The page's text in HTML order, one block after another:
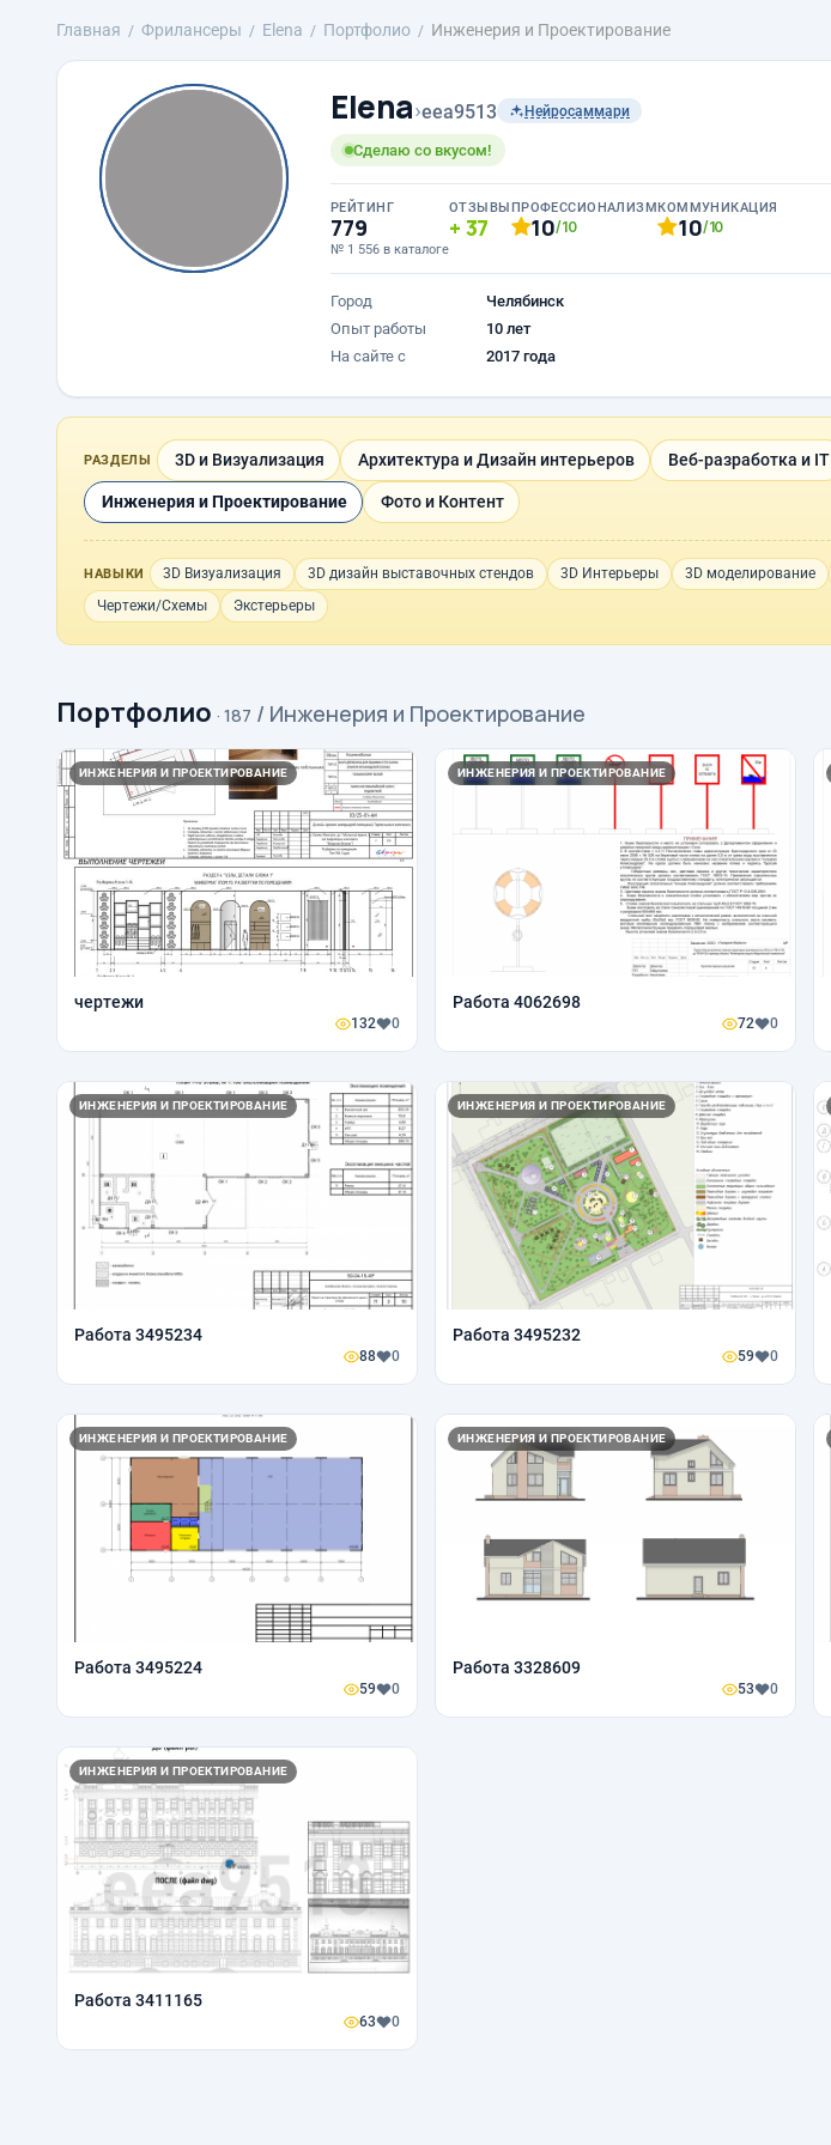
Главная Фрилансеры Elena Портфолио Инженерия и Проектирование
Elena›eea9513 Нейросаммари
Сделаю со вкусом!
РЕЙТИНГ
779
№ 1 556 в каталоге
ОТЗЫВЫ
37
ПРОФЕССИОНАЛИЗМ
10/10
КОММУНИКАЦИЯ
10/10
Город
Челябинск
Опыт работы
10 лет
На сайте с
2017 года
РАЗДЕЛЫ 3D и Визуализация Архитектура и Дизайн интерьеров Веб-разработка и IT
Инженерия и Проектирование Фото и Контент
НАВЫКИ 3D Визуализация 3D дизайн выставочных стендов 3D Интерьеры 3D моделирование
Чертежи/Схемы
Экстерьеры
Портфолио · 187 / Инженерия и Проектирование
ИНЖЕНЕРИЯ И ПРОЕКТИРОВАНИЕ
чертежи
132 0
ИНЖЕНЕРИЯ И ПРОЕКТИРОВАНИЕ
Работа 4062698
72 0
ИНЖЕНЕРИЯ И ПРОЕКТИРОВАНИЕ
Работа 3495234
88 0
ИНЖЕНЕРИЯ И ПРОЕКТИРОВАНИЕ
Работа 3495232
59 0
ИНЖЕНЕРИЯ И ПРОЕКТИРОВАНИЕ
Работа 3495224
59 0
ИНЖЕНЕРИЯ И ПРОЕКТИРОВАНИЕ
Работа 3328609
53 0
ИНЖЕНЕРИЯ И ПРОЕКТИРОВАНИЕ
Работа 3411165
63 0